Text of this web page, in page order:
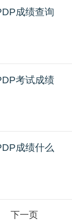
成绩查询
考试成绩
成绩什么
下一页